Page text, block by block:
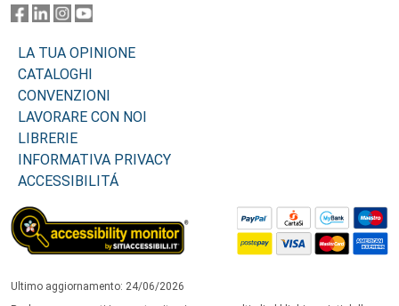
LA TUA OPINIONE
CATALOGHI
CONVENZIONI
LAVORARE CON NOI
LIBRERIE
INFORMATIVA PRIVACY
ACCESSIBILITÁ
Ultimo aggiornamento: 24/06/2026